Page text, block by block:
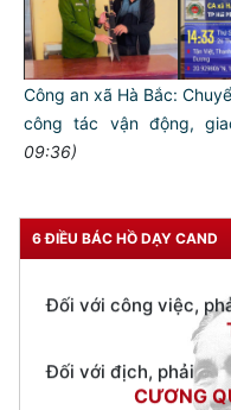
Công an xã Hà Bắc:
công tác vận động,
09:36)
6 ĐIỀU BÁC HỒ DẠY CAND
Đối với đồng sự, phải
Đối với chính phủ,
TUYỆT
Đối với nhân dân, phải
Đối với công việc,
CƯƠNG
Trích thư
gửi
ngày 11